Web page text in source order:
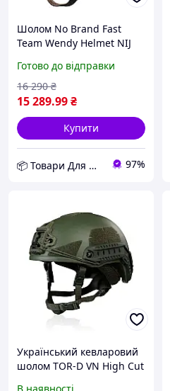
Шолом No Brand Fast
Team Wendy Helmet NIJ
Мультиком-чорний
(2444934568) D12-2026
Готово до відправки
15 289.99₴
16 290 ₴
Купити
📦 Товари Для Дому 97%
Український кевларовий
шолом TOR-D VN High Cut